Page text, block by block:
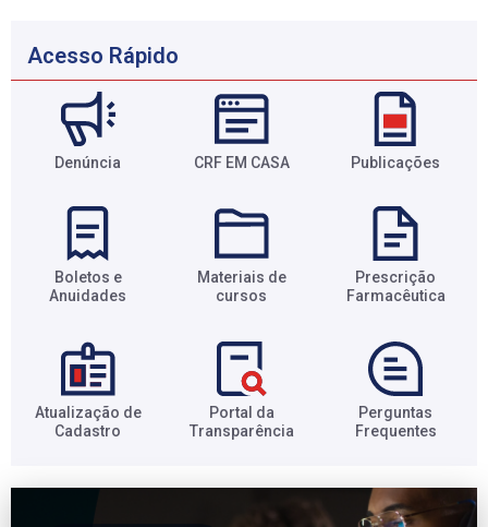
Acesso Rápido
Denúncia CRF EM CASA Publicações
Boletos e
Anuidades​
Materiais de
cursos​
Prescrição
Farmacêutica​
Atualização de
Cadastro​
Portal da
Transparência​
Perguntas
Frequentes​